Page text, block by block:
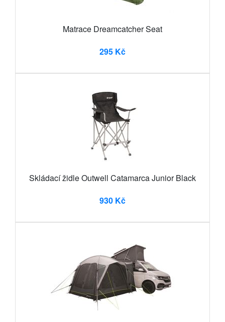
Matrace Dreamcatcher Seat
295 Kč
Skládací židle Outwell Catamarca Junior Black
930 Kč